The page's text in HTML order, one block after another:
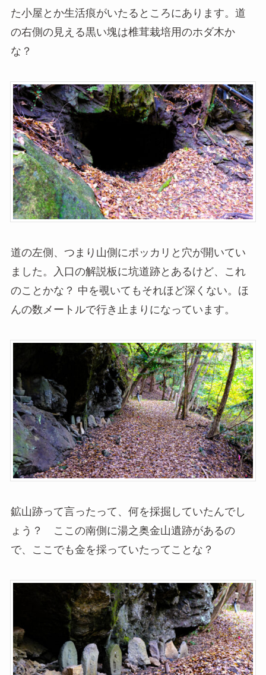
た小屋とか生活痕がいたるところにあります。道
の右側の見える黒い塊は椎茸栽培用のホダ木か
な？
道の左側、つまり山側にポッカリと穴が開いてい
ました。入口の解説板に坑道跡とあるけど、これ
のことかな？ 中を覗いてもそれほど深くない。ほ
んの数メートルで行き止まりになっています。
鉱山跡って言ったって、何を採掘していたんでし
ょう？ ここの南側に湯之奥金山遺跡があるの
で、ここでも金を採っていたってことな？